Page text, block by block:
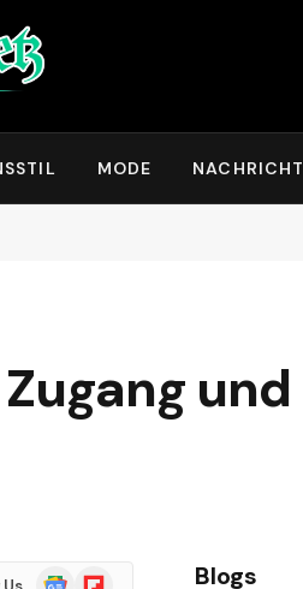
MODE NACHRICHT
und
GoogleFlipboard Blogs